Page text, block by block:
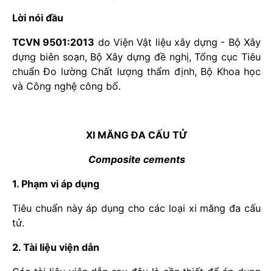
Lời nói đầu
TCVN 9501:2013 do Viện Vật liệu xây dựng - Bộ Xây
dựng biên soạn, Bộ Xây dựng đề nghị, Tổng cục Tiêu
chuẩn Đo lường Chất lượng thẩm định, Bộ Khoa học
và Công nghệ công bố.
XI MĂNG ĐA CẤU TỬ
Composite cements
1. Phạm vi áp dụng
Tiêu chuẩn này áp dụng cho các loại xi măng đa cấu
tử.
2. Tài liệu viện dẫn